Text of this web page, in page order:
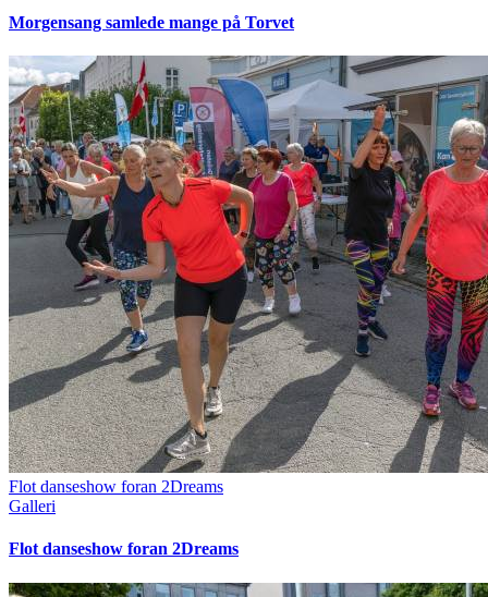
Morgensang samlede mange på Torvet
Flot danseshow foran 2Dreams
Galleri
Flot danseshow foran 2Dreams